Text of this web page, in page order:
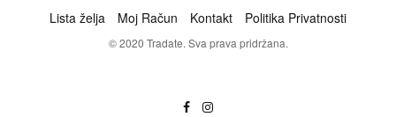
Lista želja Moj Račun Kontakt Politika Privatnosti
© 2020 Tradate. Sva prava pridržana.